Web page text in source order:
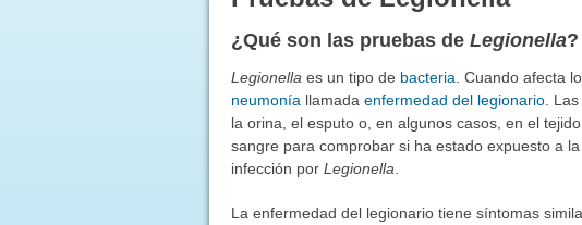
¿Qué son las pruebas de Legionella?
Legionella es un tipo de bacteria . Cuando afecta
neumonía llamada enfermedad del legionario. Las
la orina, el esputo o, en algunos casos, en el
sangre para comprobar si ha estado expuesto a
infección por Legionella
La enfermedad del legionario tiene síntomas